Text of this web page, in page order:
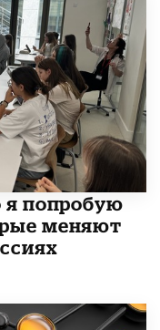
я попробую
меняют